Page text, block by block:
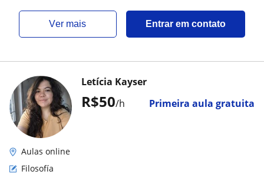
ver mais Entrar em contato
R$50/h Primeira aula gratuita
Letícia Kayser
Aulas online
Filosofía